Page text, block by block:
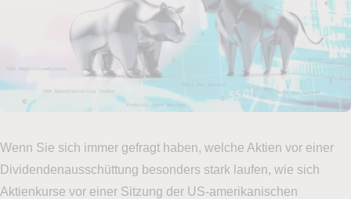
Wenn Sie sich immer gefragt haben, welche Aktien vor einer
Dividendenausschüttung besonders stark laufen, wie sich
Aktienkurse vor einer Sitzung der US-amerikanischen